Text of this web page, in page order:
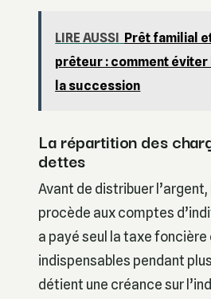
LIRE AUSSI Prêt familial
prêteur : comment éviter
la succession
La répartition des
dettes
Avant de distribuer
procède aux comptes
a payé seul la taxe
indispensables pendant
détient une créance sur